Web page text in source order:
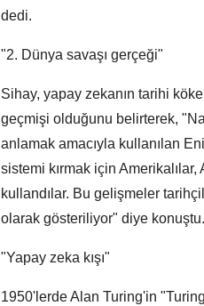
dedi.
"2. Dünya savaşı gerçeği"
Sihay, yapay zekanın tarihi
geçmişi olduğunu belirterek,
anlamak amacıyla kullanılan
sistemi kırmak için
kullandılar. Bu gelişmeler
olarak gösteriliyor" diye konuştu.
"Yapay zeka kışı"
1950'lerde Alan Turing'in